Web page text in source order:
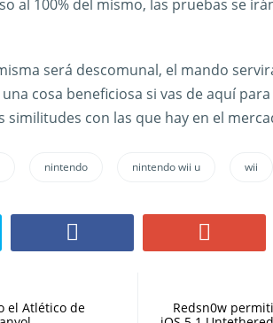
al 100% del mismo, las pruebas se
será descomunal, el mando
cosa beneficiosa si vas de aquí
similitudes con las que hay en el
nintendo nintendo wii u wii
el Atlético de
Redsn0w